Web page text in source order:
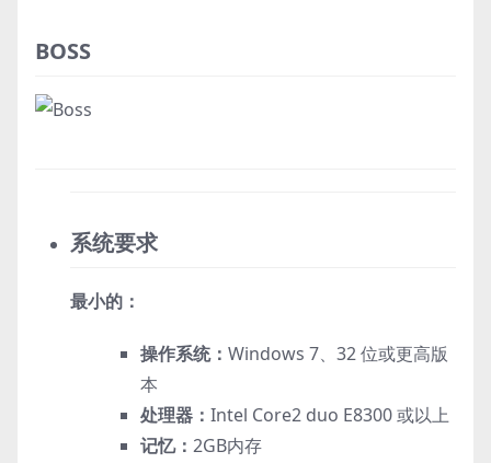
BOSS
系统要求
最小的：
操作系统： Windows 7、32 位或更高版
本
处理器： Intel Core2 duo E8300 或以上
记忆： 2GB内存